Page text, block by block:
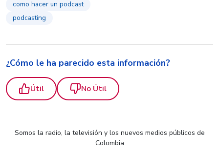
como hacer un podcast
podcasting
¿Cómo le ha parecido esta información?
Útil No Útil
Somos la radio, la televisión y los nuevos medios públicos de
Colombia